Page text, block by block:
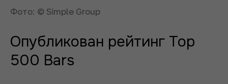
Фото: © Simple Group
Опубликован рейтинг Top
500 Bars